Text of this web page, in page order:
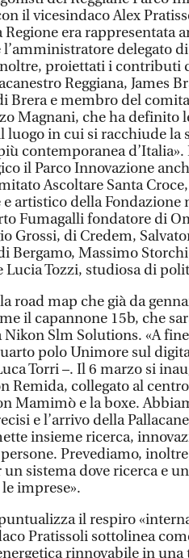
il vicesindaco Alex
Regione era rappresentata
delegato
proiettati i contributi
Reggiana, James
Brera e membro del
Magnani, che ha definito
luogo in cui si racchiude la
contemporanea
il Parco Innovazione
Ascoltare Santa
artistico della Fondazione
Fumagalli fondatore di
Grossi, di Credem,
Bergamo, Massimo
Lucia Tozzi, studiosa di
road map che già da
il capannone 15b, che
Nikon Slm Solutions. «A
polo Unimore sul
Torri –. Il 6 marzo si
Remida, collegato al
Mamimò e la boxe.
e l’arrivo della
insieme ricerca,
Prevediamo,
un sistema dove ricerca e
imprese».
puntualizza il respiro
Pratissoli sottolinea
rinnovabile in una